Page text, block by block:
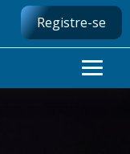
Registre-se